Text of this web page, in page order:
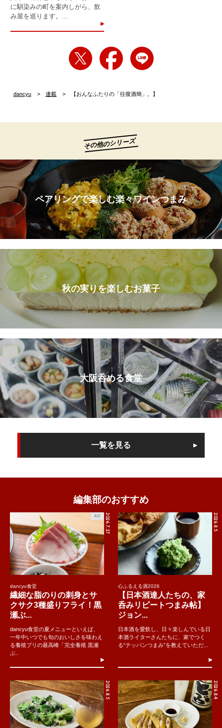
に馴染みの町を案内しがら、飲
み屋を巡ります。...
dancyu 連載 【おんなふたりの「往復酒簡」。】
その他のシリーズ
ペアリングで楽しむ楽々ワインつまみ
秋の実りを楽しむお菓子
大阪呑める食堂
一覧を見る
編集部のおすすめ
2026.7.27
AD
dancyu食堂
繊細な脂のりの刺身とサ
クサク3種盛りフライ！黒
瀬ぶ...
dancyu食堂の夏メニューといえば、
一年中いつでも旬のおいしさを味わえ
る養殖ブリの最高峰「完全養殖 黒瀬
ぶ..
2026.8.5
心ふるえる酒2026
【日本酒達人たちの、家
呑みリピートつまみ帖】
ジョン...
日本酒を愛飲し、日々楽しんでいる日
本酒ライターさんたちに、家でつく
る“テッパンつまみ”を教えていただ...
2026.8.5 2026.8.4